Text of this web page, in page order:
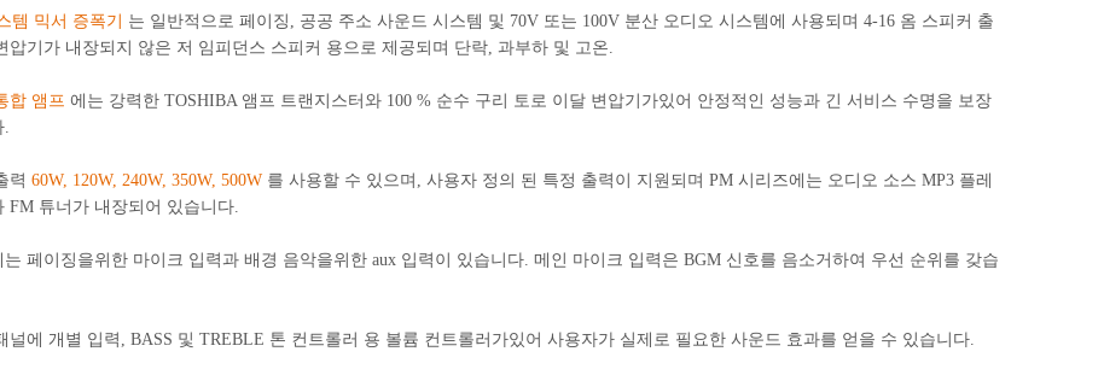
템 믹서 증폭기
는 일반적으로 페이징, 공공 주소 사운드 시스템 및 70V 또는 100V 분산 오디오 시스템에 사용되며 4-16 옴 스피커 출
압기가 내장되지 않은 저 임피던스 스피커 용으로 제공되며 단락, 과부하 및 고온.
합 앰프 에는 강력한 TOSHIBA 앰프 트랜지스터와 100 % 순수 구리 토로 이달 변압기가있어 안정적인 성능과 긴 서비스 수명을 보장
.
력 60W, 120W, 240W, 350W, 500W 를 사용할 수 있으며, 사용자 정의 된 특정 출력이 지원되며 PM 시리즈에는 오디오 소스 MP3 플레
FM 튜너가 내장되어 있습니다.
는 페이징을위한 마이크 입력과 배경 음악을위한 aux 입력이 있습니다. 메인 마이크 입력은 BGM 신호를 음소거하여 우선 순위를 갖습
널에 개별 입력, BASS 및 TREBLE 톤 컨트롤러 용 볼륨 컨트롤러가있어 사용자가 실제로 필요한 사운드 효과를 얻을 수 있습니다.